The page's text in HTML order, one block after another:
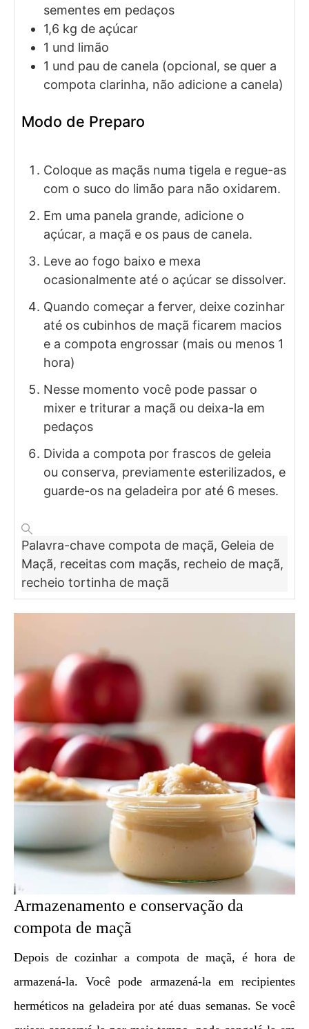
sementes em pedaços
1,6 kg de açúcar
1 und limão
1 und pau de canela (opcional, se quer a
compota clarinha, não adicione a canela)
Modo de Preparo
Coloque as maçãs numa tigela e regue-as
com o suco do limão para não oxidarem.
Em uma panela grande, adicione o
açúcar, a maçã e os paus de canela.
Leve ao fogo baixo e mexa
ocasionalmente até o açúcar se dissolver.
Quando começar a ferver, deixe cozinhar
até os cubinhos de maçã ficarem macios
e a compota engrossar (mais ou menos 1
hora)
Nesse momento você pode passar o
mixer e triturar a maçã ou deixa-la em
pedaços
Divida a compota por frascos de geleia
ou conserva, previamente esterilizados, e
guarde-os na geladeira por até 6 meses.
Palavra-chave compota de maçã, Geleia de
Maçã, receitas com maçãs, recheio de maçã,
recheio tortinha de maçã
Armazenamento e conservação da
compota de maçã
Depois de cozinhar a compota de maçã, é hora de
armazená-la. Você pode armazená-la em recipientes
herméticos na geladeira por até duas semanas. Se você